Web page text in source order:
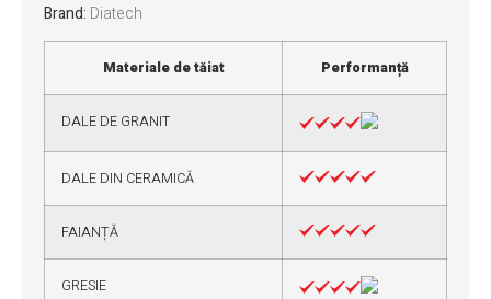
Brand: Diatech
Materiale de tăiat Performanță
DALE DE GRANIT
DALE DIN CERAMICĂ
FAIANȚĂ
GRESIE